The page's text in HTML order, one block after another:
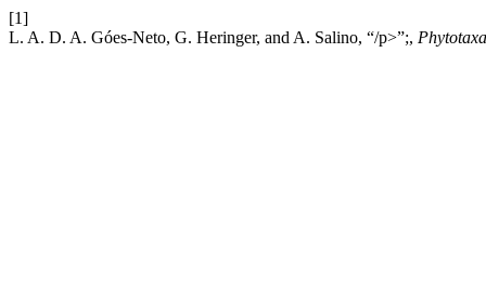
[1]
L. A. D. A. Góes-Neto, G. Heringer, and A. Salino, “/p>”;, Phytotaxa